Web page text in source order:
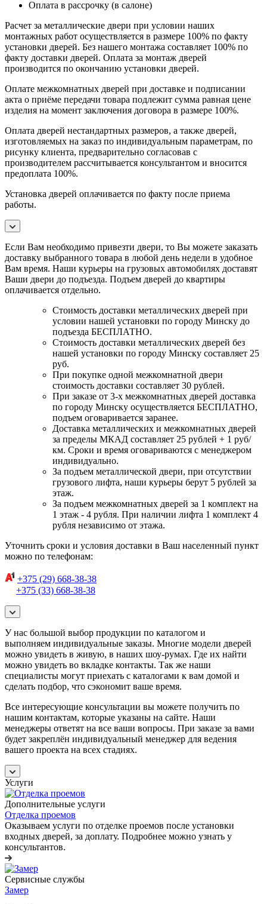
Оплата в рассрочку (в салоне)
Расчет за металлические двери при условии наших
монтажных работ осуществляется в размере 100% по факту
установки дверей. Без нашего монтажа составляет 100% по
факту доставки дверей. Оплата за монтаж дверей
производится по окончанию установки дверей.
Оплате межкомнатных дверей при доставке и подписании
акта о приёме передачи товара подлежит сумма равная цене
изделия на момент заключения договора в размере 100%.
Оплата дверей нестандартных размеров, а также дверей,
изготовляемых на заказ по индивидуальным параметрам, по
рисунку клиента, предварительно согласовав с
производителем рассчитывается консультантом и вносится
предоплата 100%.
Установка дверей оплачивается по факту после приема
работы.
Если Вам необходимо привезти двери, то Вы можете заказать
доставку выбранного товара в любой день недели в удобное
Вам время. Наши курьеры на грузовых автомобилях доставят
Ваши двери до подъезда. Подъем дверей до квартиры
оплачивается отдельно.
Стоимость доставки металлических дверей при
условии нашей установки по городу Минску до
подъезда БЕСПЛАТНО.
Стоимость доставки металлических дверей без
нашей установки по городу Минску составляет 25
руб.
При покупке одной межкомнатной двери
стоимость доставки составляет 30 рублей.
При заказе от 3-х межкомнатных дверей доставка
по городу Минску осуществляется БЕСПЛАТНО,
подъем оговаривается заранее.
Доставка металлических и межкомнатных дверей
за пределы МКАД составляет 25 рублей + 1 руб/
км. Сроки и время оговариваются с менеджером
индивидуально.
За подъем металлической двери, при отсутствии
грузового лифта, наши курьеры берут 5 рублей за
этаж.
За подъем межкомнатных дверей за 1 комплект на
1 этаж - 4 рубля. При наличии лифта 1 комплект 4
рубля независимо от этажа.
Уточнить сроки и условия доставки в Ваш населенный пункт
можно по телефонам:
+375 (29) 668-38-38
+375 (33) 668-38-38
У нас большой выбор продукции по каталогом и
выполняем индивидуальные заказы. Многие модели дверей
можно увидеть в живую, в наших шоу-румах. Где их найти
можно увидеть во вкладке контакты. Так же наши
специалисты могут приехать с каталогами к вам домой и
сделать подбор, что сэкономит ваше время.
Все интересующие консультации вы можете получить по
нашим контактам, которые указаны на сайте. Наши
менеджеры ответят на все ваши вопросы. При заказе за вами
будет закреплён индивидуальный менеджер для ведения
вашего проекта на всех стадиях.
Услуги
Дополнительные услуги
Отделка проемов
Оказываем услуги по отделке проемов после установки
входных дверей, за доплату. Подробнее можно узнать у
консультантов.
Сервисные службы
Замер